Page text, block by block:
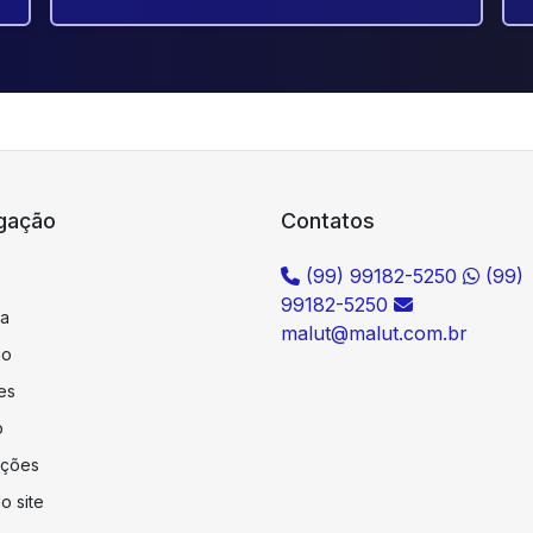
site
Contatos
(99) 99182-5250
(99)
99182-5250
malut@malut.com.br